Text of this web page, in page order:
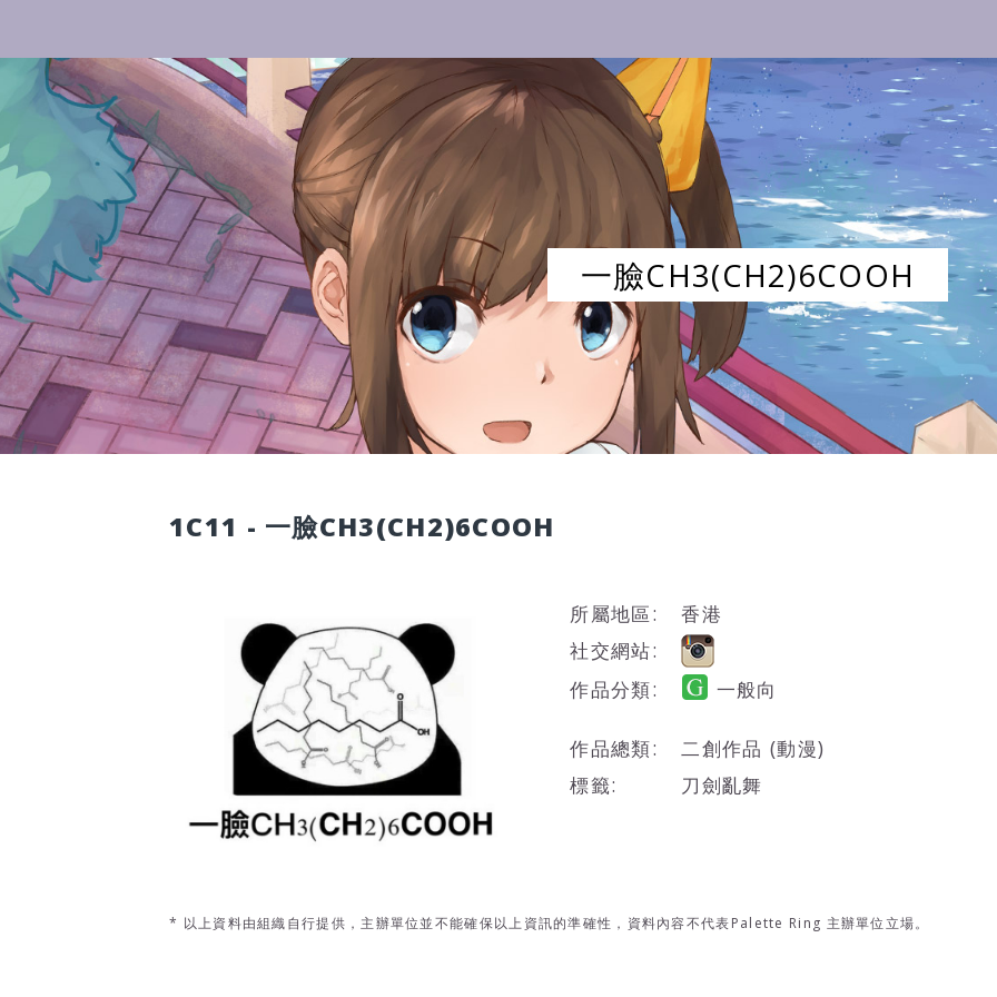
一臉CH3(CH2)6COOH
1C11 - 一臉CH3(CH2)6COOH
所屬地區:
香港
社交網站:
作品分類:
一般向
作品總類:
二創作品 (動漫)
標籤:
刀劍亂舞
* 以上資料由組織自行提供，主辦單位並不能確保以上資訊的準確性，資料內容不代表Palette Ring 主辦單位立場。